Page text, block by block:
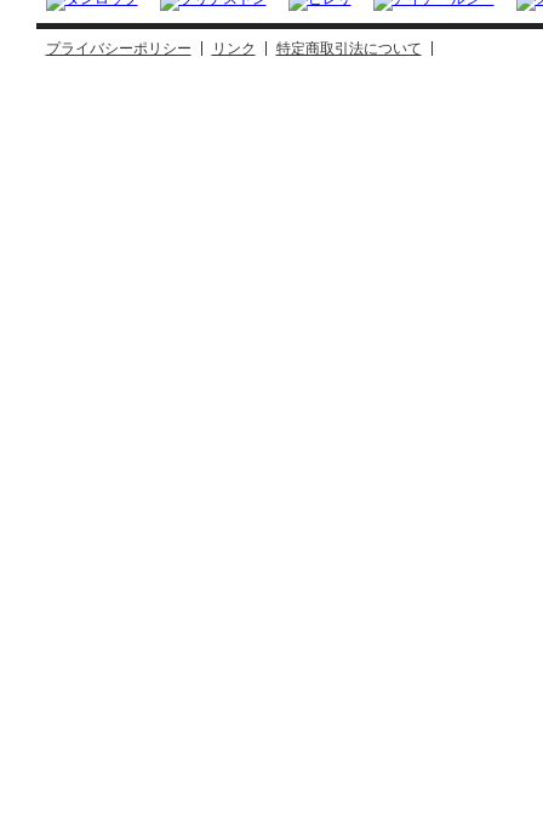
プライバシーポリシー リンク 特定商取引法について